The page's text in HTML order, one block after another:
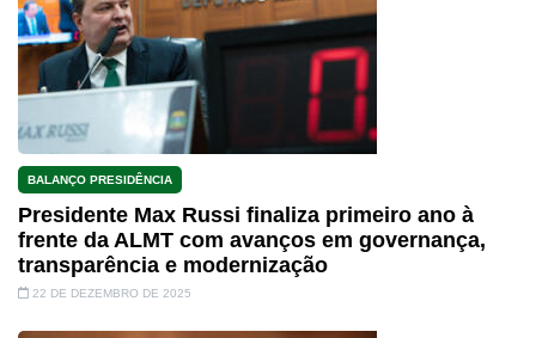
BALANÇO PRESIDÊNCIA
Presidente Max Russi finaliza primeiro ano à
frente da ALMT com avanços em governança,
transparência e modernização
22 DE DEZEMBRO DE 2025